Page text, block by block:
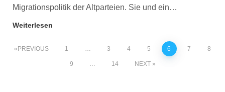
Migrationspolitik der Altparteien. Sie und ein…
Weiterlesen
PREVIOUS 1 … 3 4 5 6 7 8
9 … 14 NEXT